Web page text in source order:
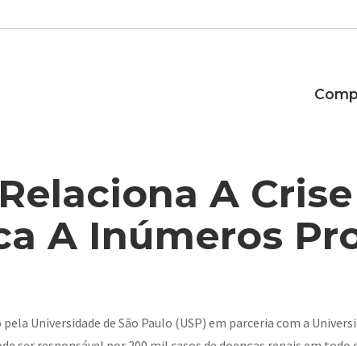
A Crise
A Inúmeros
Universidade de São Paulo (USP) em parceria com a